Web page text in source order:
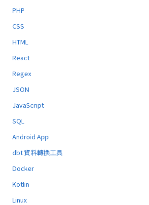
PHP
CSS
HTML
React
Regex
JSON
JavaScript
SQL
Android App
dbt 資料轉換工具
Docker
Kotlin
Linux